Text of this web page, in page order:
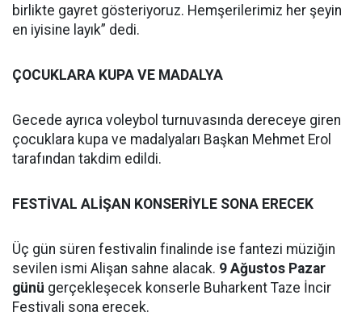
birlikte gayret gösteriyoruz. Hemşerilerimiz her şeyin
en iyisine layık” dedi.
ÇOCUKLARA KUPA VE MADALYA
Gecede ayrıca voleybol turnuvasında dereceye giren
çocuklara kupa ve madalyaları Başkan Mehmet Erol
tarafından takdim edildi.
FESTİVAL ALİŞAN KONSERİYLE SONA ERECEK
Üç gün süren festivalin finalinde ise fantezi müziğin
sevilen ismi Alişan sahne alacak. 9 Ağustos Pazar
günü gerçekleşecek konserle Buharkent Taze İncir
Festivali sona erecek.